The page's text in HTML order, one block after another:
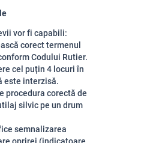
vor fi capabili:
corect termenul
Codului Rutier.
cel puțin 4 locuri în
este interzisă.
procedura corectă de
silvic pe un drum
semnalizarea